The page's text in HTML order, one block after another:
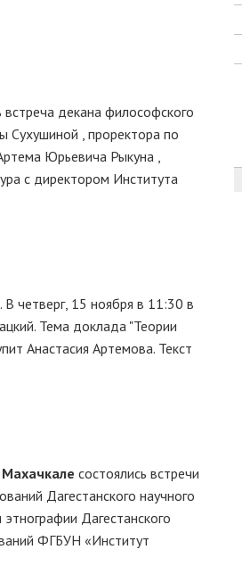
декана философского
Сухушиной , проректора по
Юрьевича Рыкуна ,
с директором Института
четверг, 15 ноября в 11:30 в
Тема доклада "Теории
Анастасия Артемова. Текст
Махачкале состоялись встречи
Дагестанского научного
Дагестанского
ФГБУН «Институт